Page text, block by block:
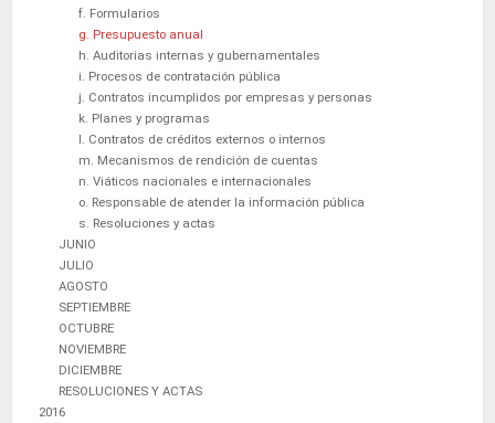
f. Formularios
g. Presupuesto anual
h. Auditorias internas y gubernamentales
i. Procesos de contratación pública
j. Contratos incumplidos por empresas y personas
k. Planes y programas
l. Contratos de créditos externos o internos
m. Mecanismos de rendición de cuentas
n. Viáticos nacionales e internacionales
o. Responsable de atender la información pública
s. Resoluciones y actas
JUNIO
JULIO
AGOSTO
SEPTIEMBRE
OCTUBRE
NOVIEMBRE
DICIEMBRE
RESOLUCIONES Y ACTAS
2016